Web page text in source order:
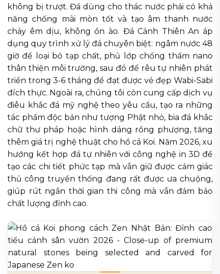
không bị trượt. Đá dùng cho thác nước phải có khả
năng chống mài mòn tốt và tạo âm thanh nước
chảy êm dịu, không ồn ào. Đá Cảnh Thiên An áp
dụng quy trình xử lý đá chuyên biệt: ngâm nước 48
giờ để loại bỏ tạp chất, phủ lớp chống thấm nano
thân thiện môi trường, sau đó để rêu tự nhiên phát
triển trong 3-6 tháng để đạt được vẻ đẹp Wabi-Sabi
đích thực. Ngoài ra, chúng tôi còn cung cấp dịch vụ
điêu khắc đá mỹ nghệ theo yêu cầu, tạo ra những
tác phẩm độc bản như tượng Phật nhỏ, bia đá khắc
chữ thư pháp hoặc hình dáng rồng phượng, tăng
thêm giá trị nghệ thuật cho hồ cá Koi. Năm 2026, xu
hướng kết hợp đá tự nhiên với công nghệ in 3D để
tạo các chi tiết phức tạp mà vẫn giữ được cảm giác
thủ công truyền thống đang rất được ưa chuộng,
giúp rút ngắn thời gian thi công mà vẫn đảm bảo
chất lượng đỉnh cao.